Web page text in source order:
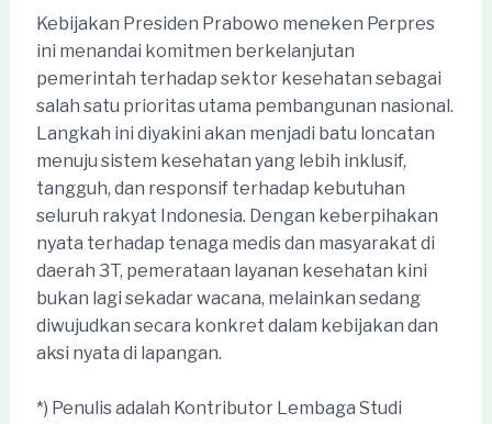
Kebijakan Presiden Prabowo meneken Perpres
ini menandai komitmen berkelanjutan
pemerintah terhadap sektor kesehatan sebagai
salah satu prioritas utama pembangunan nasional.
Langkah ini diyakini akan menjadi batu loncatan
menuju sistem kesehatan yang lebih inklusif,
tangguh, dan responsif terhadap kebutuhan
seluruh rakyat Indonesia. Dengan keberpihakan
nyata terhadap tenaga medis dan masyarakat di
daerah 3T, pemerataan layanan kesehatan kini
bukan lagi sekadar wacana, melainkan sedang
diwujudkan secara konkret dalam kebijakan dan
aksi nyata di lapangan.
*) Penulis adalah Kontributor Lembaga Studi